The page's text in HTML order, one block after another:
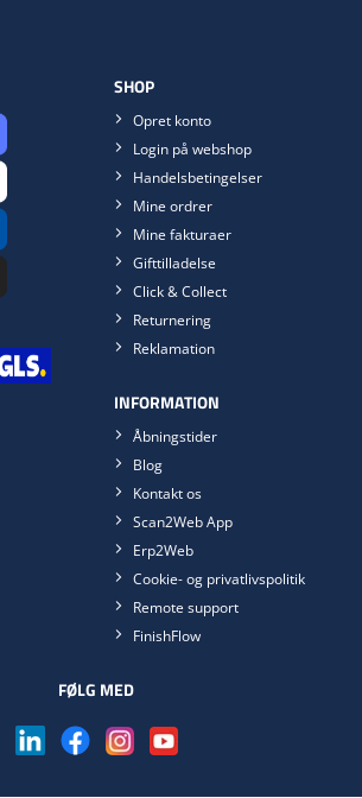
SHOP
Opret konto
Login på webshop
Handelsbetingelser
Mine ordrer
Mine fakturaer
Gifttilladelse
Click & Collect
Returnering
Reklamation
INFORMATION
Åbningstider
Blog
Kontakt os
Scan2Web App
Erp2Web
Cookie- og privatlivspolitik
Remote support
FinishFlow
FØLG MED